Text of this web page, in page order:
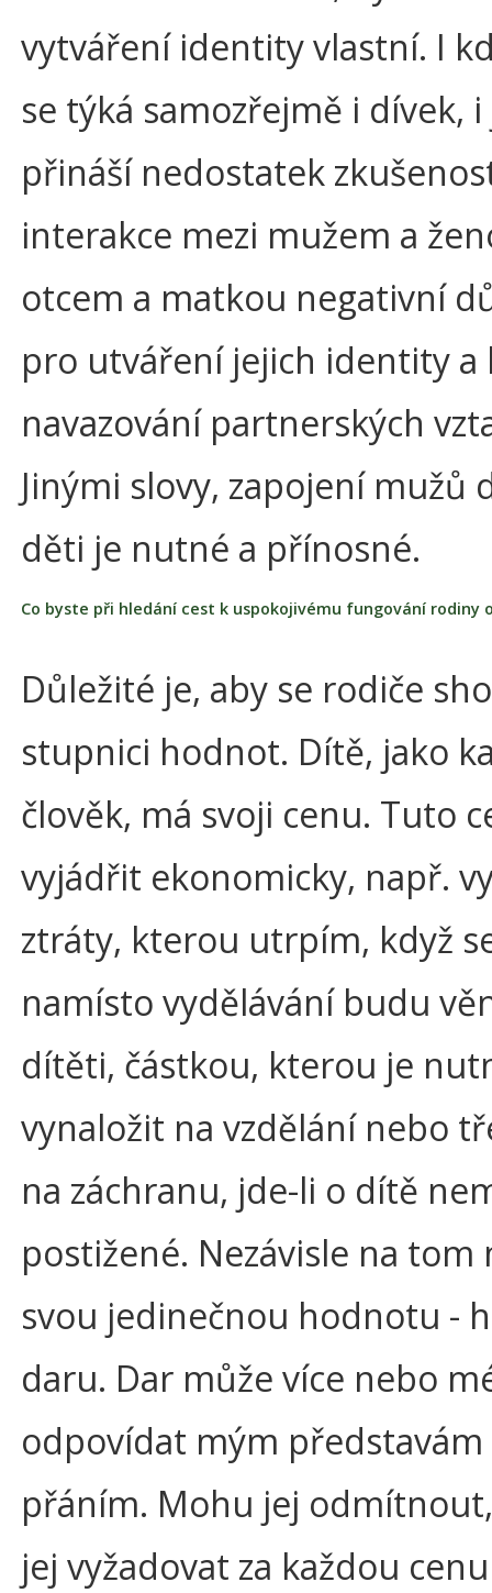
vytváření identity vlastní. I
se týká samozřejmě i dívek,
přináší nedostatek
interakce mezi mužem a
otcem a matkou negativní
pro utváření jejich identity a
navazování partnerských
Jinými slovy, zapojení mužů
děti je nutné a přínosné.
Co byste při hledání cest k uspokojivému fungování rodiny
Důležité je, aby se rodiče
stupnici hodnot. Dítě, jako
člověk, má svoji cenu. Tuto
vyjádřit ekonomicky, např.
ztráty, kterou utrpím, když
namísto vydělávání budu
dítěti, částkou, kterou je
vynaložit na vzdělání nebo
na záchranu, jde-li o dítě
postižené. Nezávisle na tom
svou jedinečnou hodnotu -
daru. Dar může více nebo
odpovídat mým představám
přáním. Mohu jej
jej vyžadovat za každou